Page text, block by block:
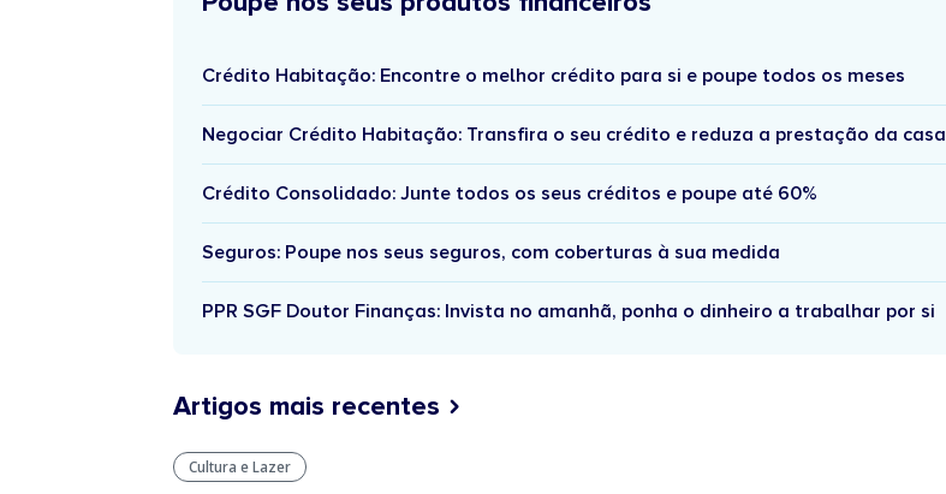
Crédito Habitação: Encontre o melhor crédito para si e poupe todos os meses
Negociar Crédito Habitação: Transfira o seu crédito e reduza a prestação da casa
Crédito Consolidado: Junte todos os seus créditos e poupe até 60%
Seguros: Poupe nos seus seguros, com coberturas à sua medida
PPR SGF Doutor Finanças: Invista no amanhã, ponha o dinheiro a trabalhar por si
Artigos mais recentes
Cultura e Lazer